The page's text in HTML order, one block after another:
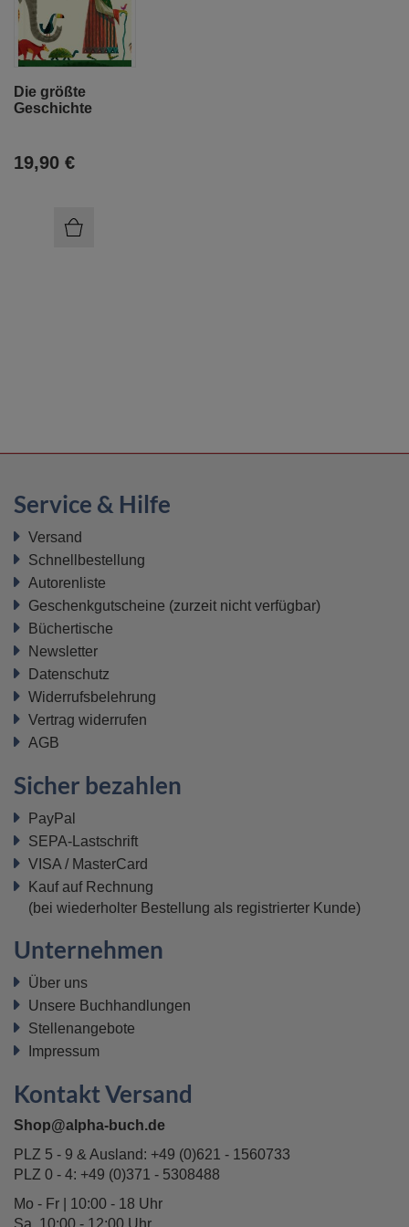
Die größte
Geschichte
19,90 €
Service & Hilfe
Versand
Schnellbestellung
Autorenliste
Geschenkgutscheine (zurzeit nicht verfügbar)
Büchertische
Newsletter
Datenschutz
Widerrufsbelehrung
Vertrag widerrufen
AGB
Sicher bezahlen
PayPal
SEPA-Lastschrift
VISA / MasterCard
Kauf auf Rechnung
(bei wiederholter Bestellung als registrierter Kunde)
Unternehmen
Über uns
Unsere Buchhandlungen
Stellenangebote
Impressum
Kontakt Versand
Shop@alpha-buch.de
PLZ 5 - 9 & Ausland: +49 (0)621 - 1560733
PLZ 0 - 4: +49 (0)371 - 5308488
Mo - Fr | 10:00 - 18 Uhr